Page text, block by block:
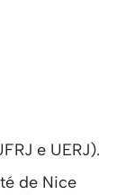
e UERJ).
de Nice